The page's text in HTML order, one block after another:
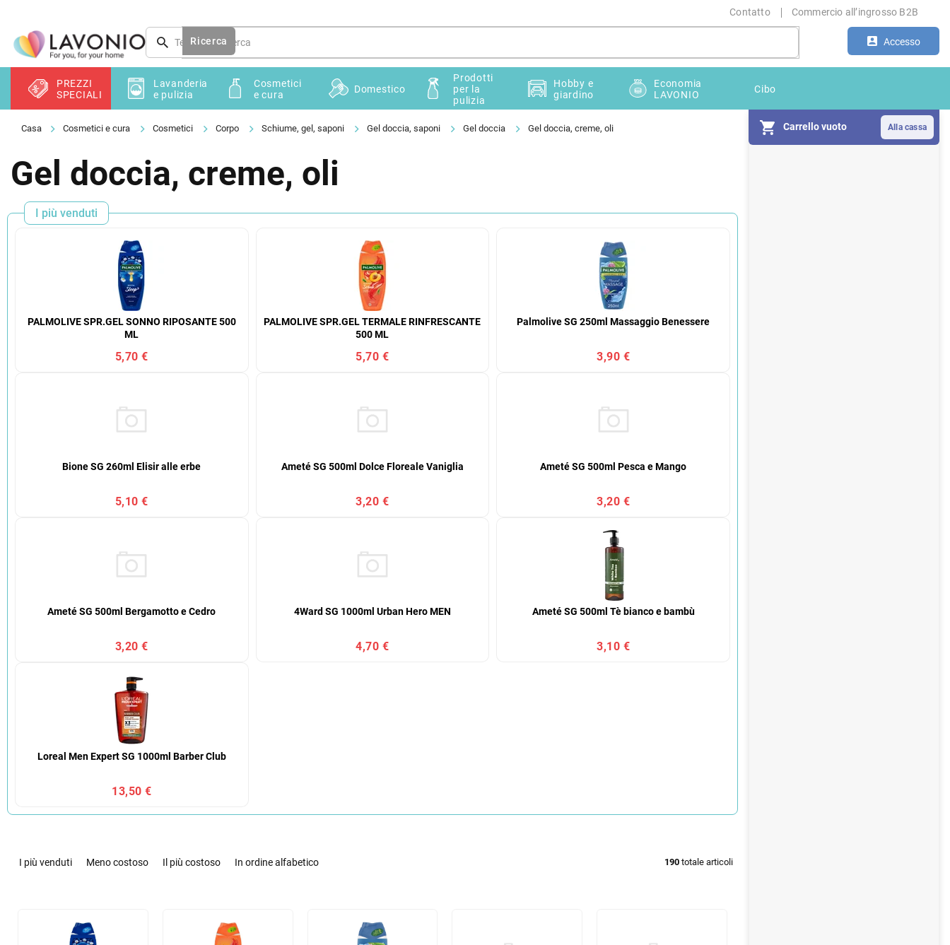
contenuto
Contatto Commercio all’ingrosso B2B
Accesso
Ricerca
Carrello vuoto
PREZZI
SPECIALI
Lavanderia
e pulizia
Cosmetici
e cura
Domestico
Prodotti
per la
pulizia
Hobby e
giardino
Economia
LAVONIO
Cibo
Cosmetici e cura Cosmetici Corpo Schiume, gel, saponi Gel doccia, saponi Gel doccia Gel doccia, creme, oli
Gel doccia, creme, oli
I più venduti
PALMOLIVE SPR.GEL SONNO RIPOSANTE 500
ML
5,70 €
PALMOLIVE SPR.GEL TERMALE RINFRESCANTE
500 ML
5,70 €
Palmolive SG 250ml Massaggio Benessere
3,90 €
Bione SG 260ml Elisir alle erbe
5,10 €
Ameté SG 500ml Dolce Floreale Vaniglia
3,20 €
Ameté SG 500ml Pesca e Mango
3,20 €
Ameté SG 500ml Bergamotto e Cedro
3,20 €
4Ward SG 1000ml Urban Hero MEN
4,70 €
Ameté SG 500ml Tè bianco e bambù
3,10 €
Loreal Men Expert SG 1000ml Barber Club
13,50 €
I più venduti Meno costoso Il più costoso In ordine alfabetico 190 totale articoli